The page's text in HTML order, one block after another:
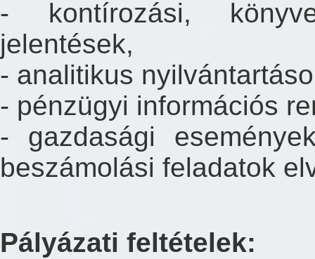
- kontírozási,
jelentések,
- analitikus
- pénzügyi információs
- gazdasági
beszámolási feladatok
Pályázati feltételek: